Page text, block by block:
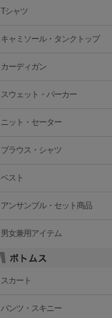
Tシャツ
キャミソール・タンクトップ
カーディガン
スウェット・パーカー
ニット・セーター
ブラウス・シャツ
ベスト
アンサンブル・セット商品
男女兼用アイテム
スカート
パンツ・スキニー